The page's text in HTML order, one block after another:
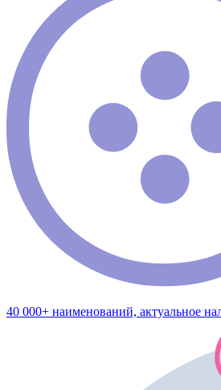
40 000+ наименований, актуальное